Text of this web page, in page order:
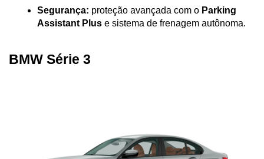
Segurança: proteção avançada com o Parking
Assistant Plus e sistema de frenagem autônoma.
BMW Série 3